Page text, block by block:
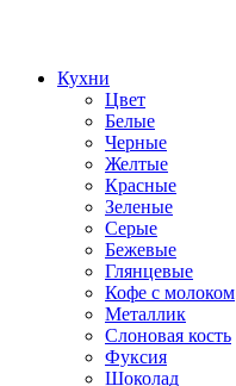
Кухни
Цвет
Белые
Черные
Желтые
Красные
Зеленые
Серые
Бежевые
Глянцевые
Кофе с молоком
Металлик
Слоновая кость
Фуксия
Шоколад